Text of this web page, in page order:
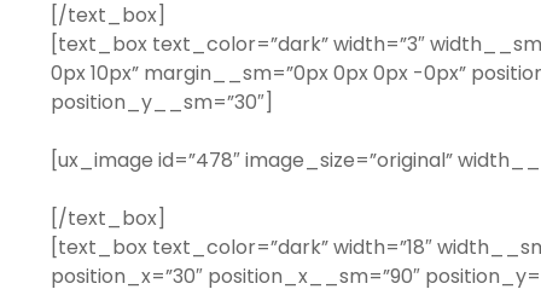
[/text_box]
[text_box text_color=”dark” width=”3″
0px 10px” margin__sm=”0px 0px 0px -0px”
position_y__sm=”30″]
[ux_image id=”478″ image_size=”original”
[/text_box]
[text_box text_color=”dark” width=”18″
position_x=”30″ position_x__sm=”90″